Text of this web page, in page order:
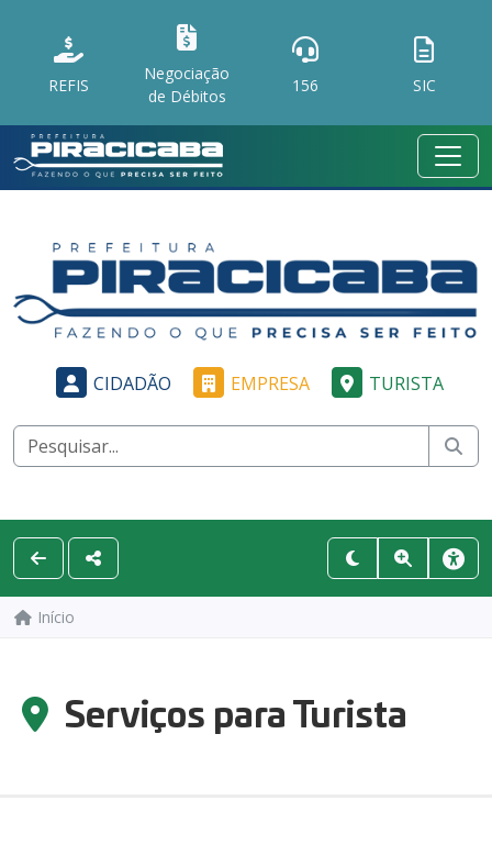
REFIS
Negociação
de Débitos
156 SIC
CIDADÃO EMPRESA TURISTA
Início
Serviços para Turista